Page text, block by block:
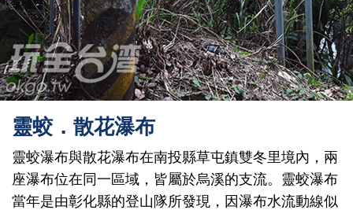
靈蛟．散花瀑布
靈蛟瀑布與散花瀑布在南投縣草屯鎮雙冬里境內，兩
座瀑布位在同一區域，皆屬於烏溪的支流。靈蛟瀑布
當年是由彰化縣的登山隊所發現，因瀑布水流動線似